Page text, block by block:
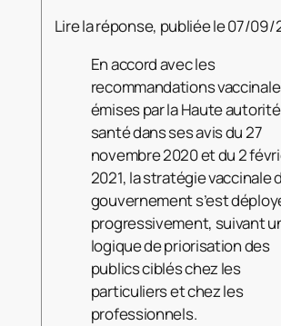
Lire la réponse, publiée le 07/09/
En accord avec les
recommandations
émises par la Haute
santé dans ses avis du 27
novembre 2020 et du 2
2021, la stratégie vaccinale
gouvernement s’est
progressivement, suivant
logique de priorisation des
publics ciblés chez les
particuliers et chez les
professionnels.